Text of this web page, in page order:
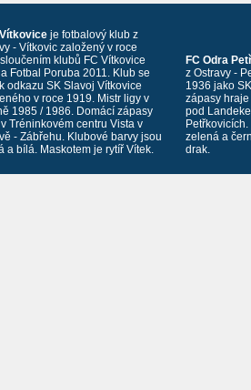
je fotbalový klub z
- Vítkovic založený v roce
klubů FC Vítkovice
Fotbal Poruba 2011. Klub se
odkazu SK Slavoj Vítkovice
v roce 1919. Mistr ligy v
1985 / 1986. Domácí zápasy
Tréninkovém centru Vista v
- Zábřehu. Klubové barvy jsou
a bílá. Maskotem je rytíř Vítek.
FC Odra
z Ostravy -
1936 jako
zápasy
pod
zelená a
drak.